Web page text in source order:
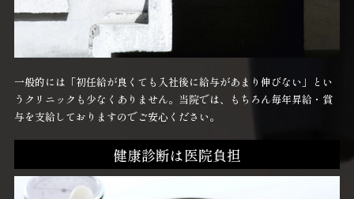
一般的には「初任給が良くても入社後に給与があまり伸びない」とい
うクリニックも少なくありません。当院では、もちろん毎年昇給・賞
与を支給しておりますのでご安心ください。
健康診断は医院負担